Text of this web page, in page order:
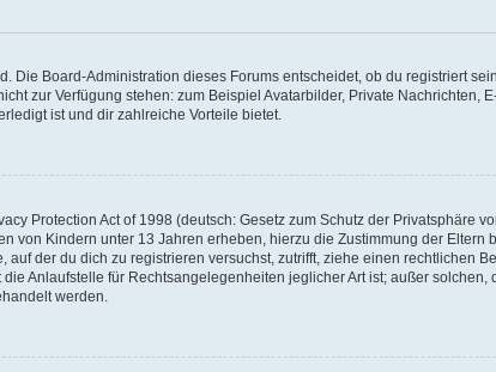
Die Board-Administration dieses Forums entscheidet, ob du registriert
zur Verfügung stehen: zum Beispiel Avatarbilder, Private
ist und dir zahlreiche Vorteile bietet.
Protection Act of 1998 (deutsch: Gesetz zum Schutz der Privatsphäre
von Kindern unter 13 Jahren erheben, hierzu die Zustimmung der
auf der du dich zu registrieren versuchst, zutrifft, ziehe einen rechtlichen
Anlaufstelle für Rechtsangelegenheiten jeglicher Art ist; außer
werden.